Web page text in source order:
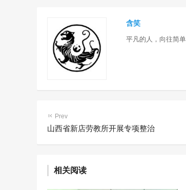
含笑
平凡的人，向往简
Prev
山西省新店劳教所开展专项整治
相关阅读